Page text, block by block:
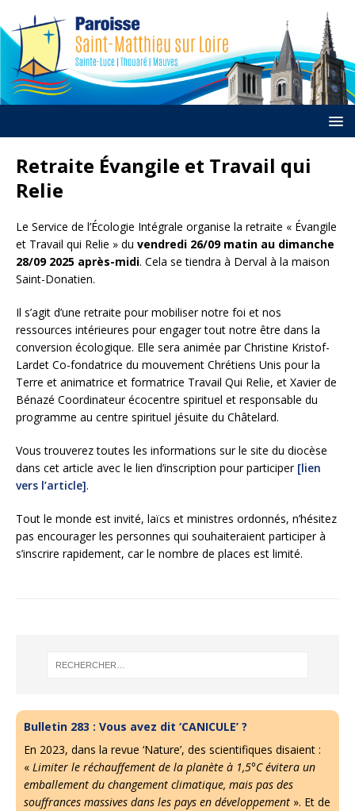
Retraite Évangile et Travail qui
Relie
Le Service de l’Écologie Intégrale organise la retraite « Évangile
et Travail qui Relie » du vendredi 26/09 matin au dimanche
28/09 2025 après-midi. Cela se tiendra à Derval à la maison
Saint-Donatien.
Il s’agit d’une retraite pour mobiliser notre foi et nos
ressources intérieures pour engager tout notre être dans la
conversion écologique. Elle sera animée par Christine Kristof-
Lardet Co-fondatrice du mouvement Chrétiens Unis pour la
Terre et animatrice et formatrice Travail Qui Relie, et Xavier de
Bénazé Coordinateur écocentre spirituel et responsable du
programme au centre spirituel jésuite du Châtelard.
Vous trouverez toutes les informations sur le site du diocèse
dans cet article avec le lien d’inscription pour participer [lien
vers l’article].
Tout le monde est invité, laïcs et ministres ordonnés, n’hésitez
pas encourager les personnes qui souhaiteraient participer à
s’inscrire rapidement, car le nombre de places est limité.
Bulletin 283 : Vous avez dit ‘CANICULE’ ?
En 2023, dans la revue ‘Nature’, des scientifiques disaient :
« Limiter le réchauffement de la planète à 1,5°C évitera un
emballement du changement climatique, mais pas des
souffrances massives dans les pays en développement ». Et de